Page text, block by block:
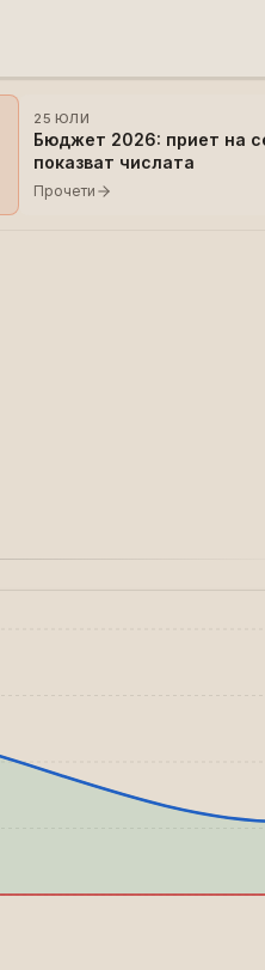
25 ЮЛИ
Бюджет 2026: приет на
показват числата
Прочети